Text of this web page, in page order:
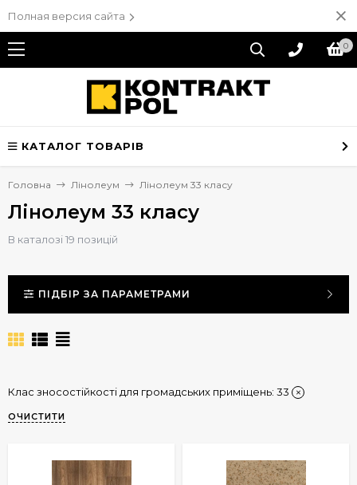
Полная версия сайта
0
КАТАЛОГ ТОВАРІВ
Головна Лінолеум Лінолеум 33 класу
Лінолеум 33 класу
В каталозі 19 позицій
ПІДБІР ЗА ПАРАМЕТРАМИ
Клас зносостійкості для громадських приміщень: 33
ОЧИСТИТИ